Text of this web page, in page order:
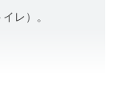
レ）。